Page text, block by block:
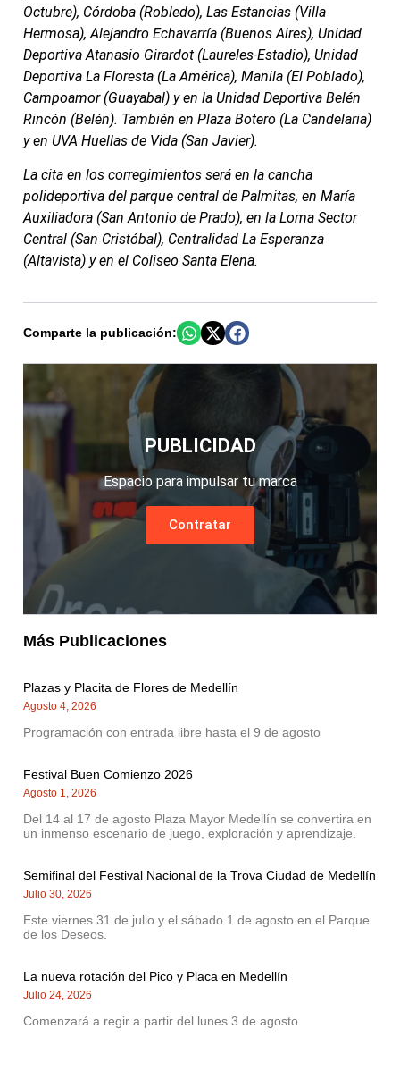
Octubre), Córdoba (Robledo), Las Estancias (Villa
Hermosa), Alejandro Echavarría (Buenos Aires), Unidad
Deportiva Atanasio Girardot (Laureles-Estadio), Unidad
Deportiva La Floresta (La América), Manila (El Poblado),
Campoamor (Guayabal) y en la Unidad Deportiva Belén
Rincón (Belén). También en Plaza Botero (La Candelaria)
y en UVA Huellas de Vida (San Javier).
La cita en los corregimientos será en la cancha
polideportiva del parque central de Palmitas, en María
Auxiliadora (San Antonio de Prado), en la Loma Sector
Central (San Cristóbal), Centralidad La Esperanza
(Altavista) y en el Coliseo Santa Elena.
Comparte la publicación:
PUBLICIDAD
Espacio para impulsar tu marca
Contratar
Más Publicaciones
Plazas y Placita de Flores de Medellín
Agosto 4, 2026
Programación con entrada libre hasta el 9 de agosto
Festival Buen Comienzo 2026
Agosto 1, 2026
Del 14 al 17 de agosto Plaza Mayor Medellín se convertira en
un inmenso escenario de juego, exploración y aprendizaje.
Semifinal del Festival Nacional de la Trova Ciudad de Medellín
Julio 30, 2026
Este viernes 31 de julio y el sábado 1 de agosto en el Parque
de los Deseos.
La nueva rotación del Pico y Placa en Medellín
Julio 24, 2026
Comenzará a regir a partir del lunes 3 de agosto